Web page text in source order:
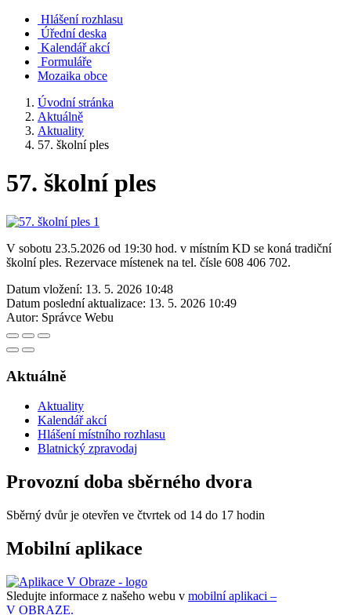
Hlášení rozhlasu
Úřední deska
Kalendář akcí
Formuláře
Mozaika obce
Úvodní stránka
Aktuálně
Aktuality
57. školní ples
57. školní ples
V sobotu 23.5.2026 od 19:30 hod. v místním KD se koná tradiční
školní ples. Rezervace místenek na tel. čísle 608 406 702.
Datum vložení: 13. 5. 2026 10:48
Datum poslední aktualizace: 13. 5. 2026 10:49
Autor: Správce Webu
Aktuálně
Aktuality
Kalendář akcí
Hlášení místního rozhlasu
Blatnický zpravodaj
Provozní doba sběrného dvora
Sběrný dvůr je otevřen ve čtvrtek od 14 do 17 hodin
Mobilní aplikace
Sledujte informace z našeho webu v mobilní aplikaci –
V OBRAZE.